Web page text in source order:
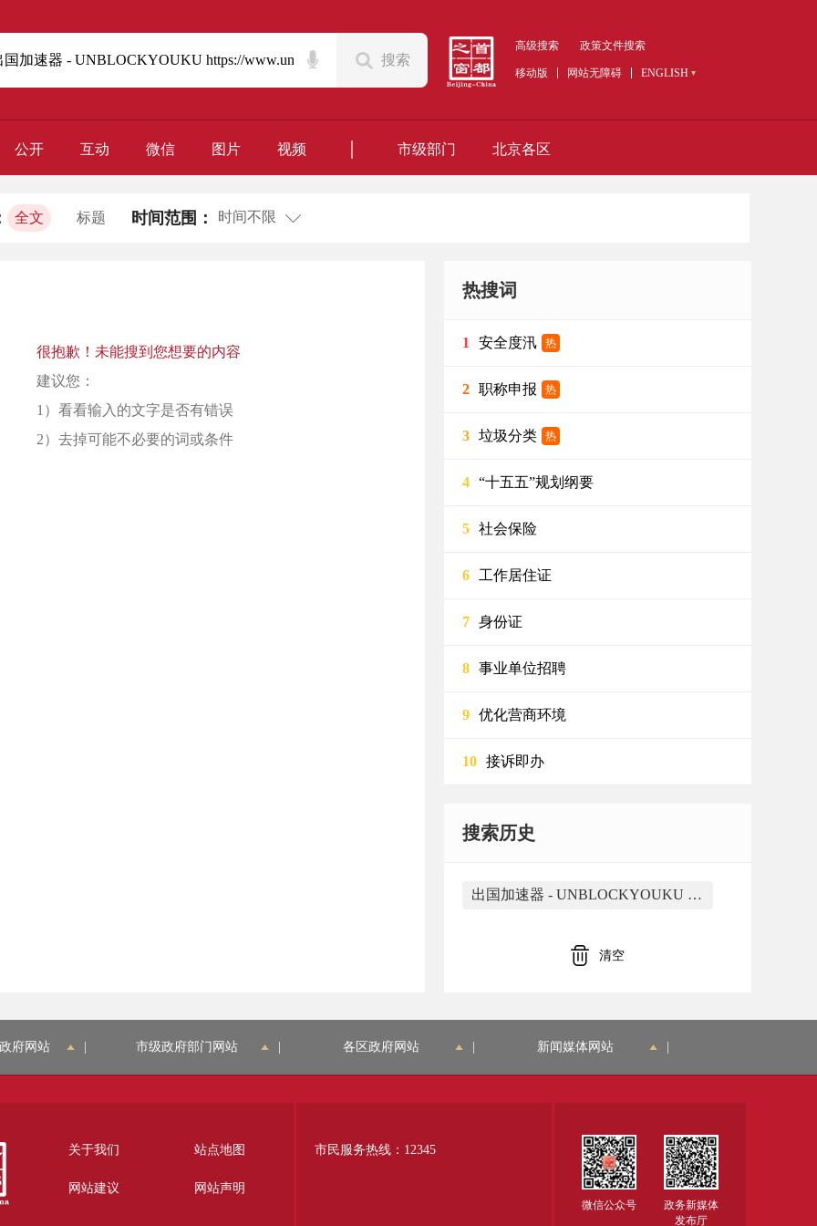
搜索
高级搜索 政策文件搜索
移动版 网站无障碍 ENGLISH
公开 互动 微信 图片 视频 市级部门 北京各区
全文 标题 时间范围： 时间不限
很抱歉！未能搜到您想要的内容
建议您：
1）看看输入的文字是否有错误
2）去掉可能不必要的词或条件
热搜词
1 安全度汛 热
2 职称申报 热
3 垃圾分类 热
4 “十五五”规划纲要
5 社会保险
6 工作居住证
7 身份证
8 事业单位招聘
9 优化营商环境
10 接诉即办
搜索历史
出国加速器 - UNBLOCKYOUKU https://www.unblockyouku.mobi/出国加速器_2021.html 是由合肥市蜀山区大香蕉网络应用工作室开发
清空
府网站 市级政府部门网站 各区政府网站 新闻媒体网站
关于我们 站点地图
网站建议 网站声明
市民服务热线：12345
微信公众号
政务新媒体
发布厅